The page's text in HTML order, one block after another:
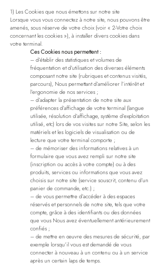
1) Les Cookies que nous émettons sur notre site
Lorsque vous vous connectez à notre site, nous pouvons être
amenés, sous réserve de votre choix (voir « 2-Votre choix
concernant les cookies »), à installer divers cookies dans
votre terminal.
Ces Cookies nous permettent :
– d’établir des statistiques et volumes de
fréquentation et d’utilisation des diverses éléments
composant notre site (rubriques et contenus visités,
parcours), Nous permettant d’améliorer l’intérêt et
l’ergonomie de nos services ;
– d’adapter la présentation de notre site aux
préférences d’affichage de votre terminal (langue
utilisée, résolution d’affichage, système d’exploitation
utilisé, etc) lors de vos visites sur notre Site, selon les
matériels et les logiciels de visualisation ou de
lecture que votre terminal comporte ;
– de mémoriser des informations relatives à un
formulaire que vous avez rempli sur notre site
(inscription ou accès à votre compte) ou à des
produits, services ou informations que vous avez
choisis sur notre site (service souscrit, contenu d’un
panier de commande, etc.) ;
– de vous permettre d’accéder à des espaces
réservés et personnels de notre site, tels que votre
compte, grâce à des identifiants ou des données
que vous Nous avez éventuellement antérieurement
confiés ;
– de mettre en œuvre des mesures de sécurité, par
exemple lorsqu’il vous est demandé de vous
connecter à nouveau à un contenu ou à un service
après un certain laps de temps.